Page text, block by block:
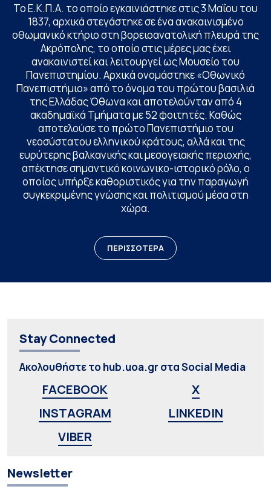
Το Ε.Κ.Π.Α. το οποίο εγκαινιάστηκε στις 3 Μαΐου του
1837, αρχικά στεγάστηκε σε ένα ανακαινισμένο
οθωμανικό κτήριο στη βορειοανατολική πλευρά της
Ακρόπολης, το οποίο στις μέρες μας έχει
ανακαινιστεί και λειτουργεί ως Μουσείο του
Πανεπιστημίου. Αρχικά ονομάστηκε «Οθωνικό
Πανεπιστήμιο» από το όνομα του πρώτου βασιλιά
της Ελλάδας Όθωνα και αποτελούνταν από 4
ακαδημαϊκά Τμήματα με 52 φοιτητές. Καθώς
αποτελούσε το πρώτο Πανεπιστήμιο του
νεοσύστατου ελληνικού κράτους, αλλά και της
ευρύτερης βαλκανικής και μεσογειακής περιοχής,
απέκτησε σημαντικό κοινωνικο-ιστορικό ρόλο, ο
οποίος υπήρξε καθοριστικός για την παραγωγή
συγκεκριμένης γνώσης και πολιτισμού μέσα στη
χώρα.
ΠΕΡΙΣΣΟΤΕΡΑ
Stay Connected
Ακολουθήστε το hub.uoa.gr στα Social Media
FACEBOOK
X
INSTAGRAM
LINKEDIN
VIBER
Newsletter